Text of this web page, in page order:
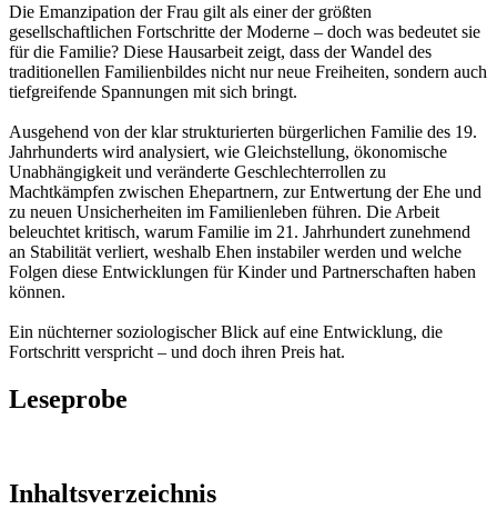
Die Emanzipation der Frau gilt als einer der größten
gesellschaftlichen Fortschritte der Moderne – doch was bedeutet sie
für die Familie? Diese Hausarbeit zeigt, dass der Wandel des
traditionellen Familienbildes nicht nur neue Freiheiten, sondern auch
tiefgreifende Spannungen mit sich bringt.
Ausgehend von der klar strukturierten bürgerlichen Familie des 19.
Jahrhunderts wird analysiert, wie Gleichstellung, ökonomische
Unabhängigkeit und veränderte Geschlechterrollen zu
Machtkämpfen zwischen Ehepartnern, zur Entwertung der Ehe und
zu neuen Unsicherheiten im Familienleben führen. Die Arbeit
beleuchtet kritisch, warum Familie im 21. Jahrhundert zunehmend
an Stabilität verliert, weshalb Ehen instabiler werden und welche
Folgen diese Entwicklungen für Kinder und Partnerschaften haben
können.
Ein nüchterner soziologischer Blick auf eine Entwicklung, die
Fortschritt verspricht – und doch ihren Preis hat.
Leseprobe
Inhaltsverzeichnis